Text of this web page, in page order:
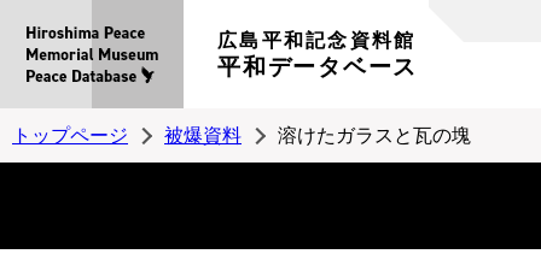
広島平和記念資料館
平和データベース
トップページ 被爆資料 溶けたガラスと瓦の塊